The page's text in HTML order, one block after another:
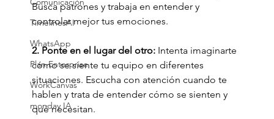
TimelinesAI
WhatsApp
Plan Enterprise
WorkCanvas
monday IA
Busca patrones y trabaja en entender y
controlar mejor tus emociones.
2. Ponte en el lugar del otro: Intenta imaginarte
cómo se siente tu equipo en diferentes
situaciones. Escucha con atención cuando te
hablen y trata de entender cómo se sienten y
qué necesitan.